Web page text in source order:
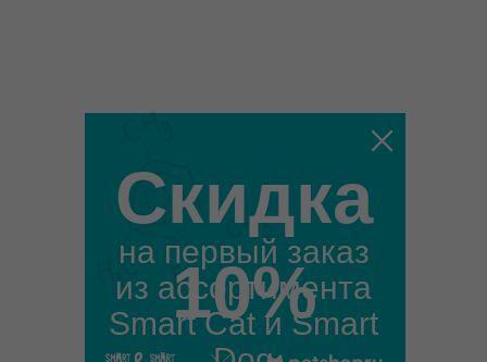
Скидка
10%
на первый заказ
из ассортимента
Smart Cat и Smart